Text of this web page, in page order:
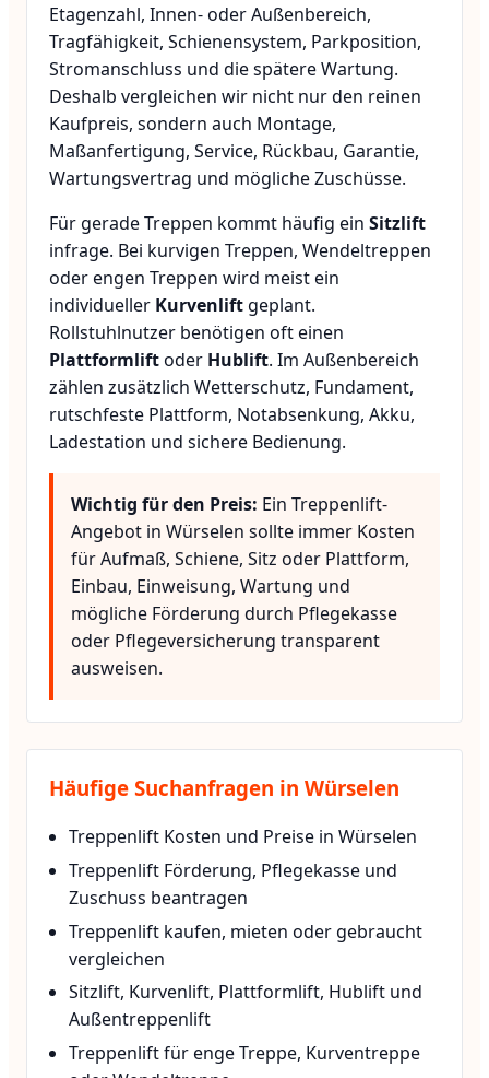
Etagenzahl, Innen- oder Außenbereich,
Tragfähigkeit, Schienensystem, Parkposition,
Stromanschluss und die spätere Wartung.
Deshalb vergleichen wir nicht nur den reinen
Kaufpreis, sondern auch Montage,
Maßanfertigung, Service, Rückbau, Garantie,
Wartungsvertrag und mögliche Zuschüsse.
Für gerade Treppen kommt häufig ein Sitzlift
infrage. Bei kurvigen Treppen, Wendeltreppen
oder engen Treppen wird meist ein
individueller Kurvenlift geplant.
Rollstuhlnutzer benötigen oft einen
Plattformliftoder Hublift. Im Außenbereich
zählen zusätzlich Wetterschutz, Fundament,
rutschfeste Plattform, Notabsenkung, Akku,
Ladestation und sichere Bedienung.
Wichtig für den Preis: Ein Treppenlift-
Angebot in Würselen sollte immer Kosten
für Aufmaß, Schiene, Sitz oder Plattform,
Einbau, Einweisung, Wartung und
mögliche Förderung durch Pflegekasse
oder Pflegeversicherung transparent
ausweisen.
Häufige Suchanfragen in Würselen
Treppenlift Kosten und Preise in Würselen
Treppenlift Förderung, Pflegekasse und
Zuschuss beantragen
Treppenlift kaufen, mieten oder gebraucht
vergleichen
Sitzlift, Kurvenlift, Plattformlift, Hublift und
Außentreppenlift
Treppenlift für enge Treppe, Kurventreppe